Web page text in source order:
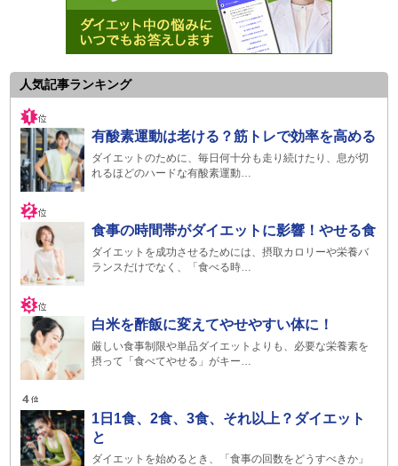
人気記事ランキング
有酸素運動は老ける？筋トレで効率を高める
ダイエットのために、毎日何十分も走り続けたり、息が切
れるほどのハードな有酸素運動…
食事の時間帯がダイエットに影響！やせる食
ダイエットを成功させるためには、摂取カロリーや栄養バ
ランスだけでなく、「食べる時…
白米を酢飯に変えてやせやすい体に！
厳しい食事制限や単品ダイエットよりも、必要な栄養素を
摂って「食べてやせる」がキー…
1日1食、2食、3食、それ以上？ダイエット
と
ダイエットを始めるとき、「食事の回数をどうすべきか」